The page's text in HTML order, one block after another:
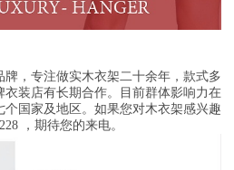
牌，专注做实木衣架二十余年，款式多
装店有长期合作。目前群体影响力在
国家及地区。如果您对木衣架感兴趣
，期待您的来电。